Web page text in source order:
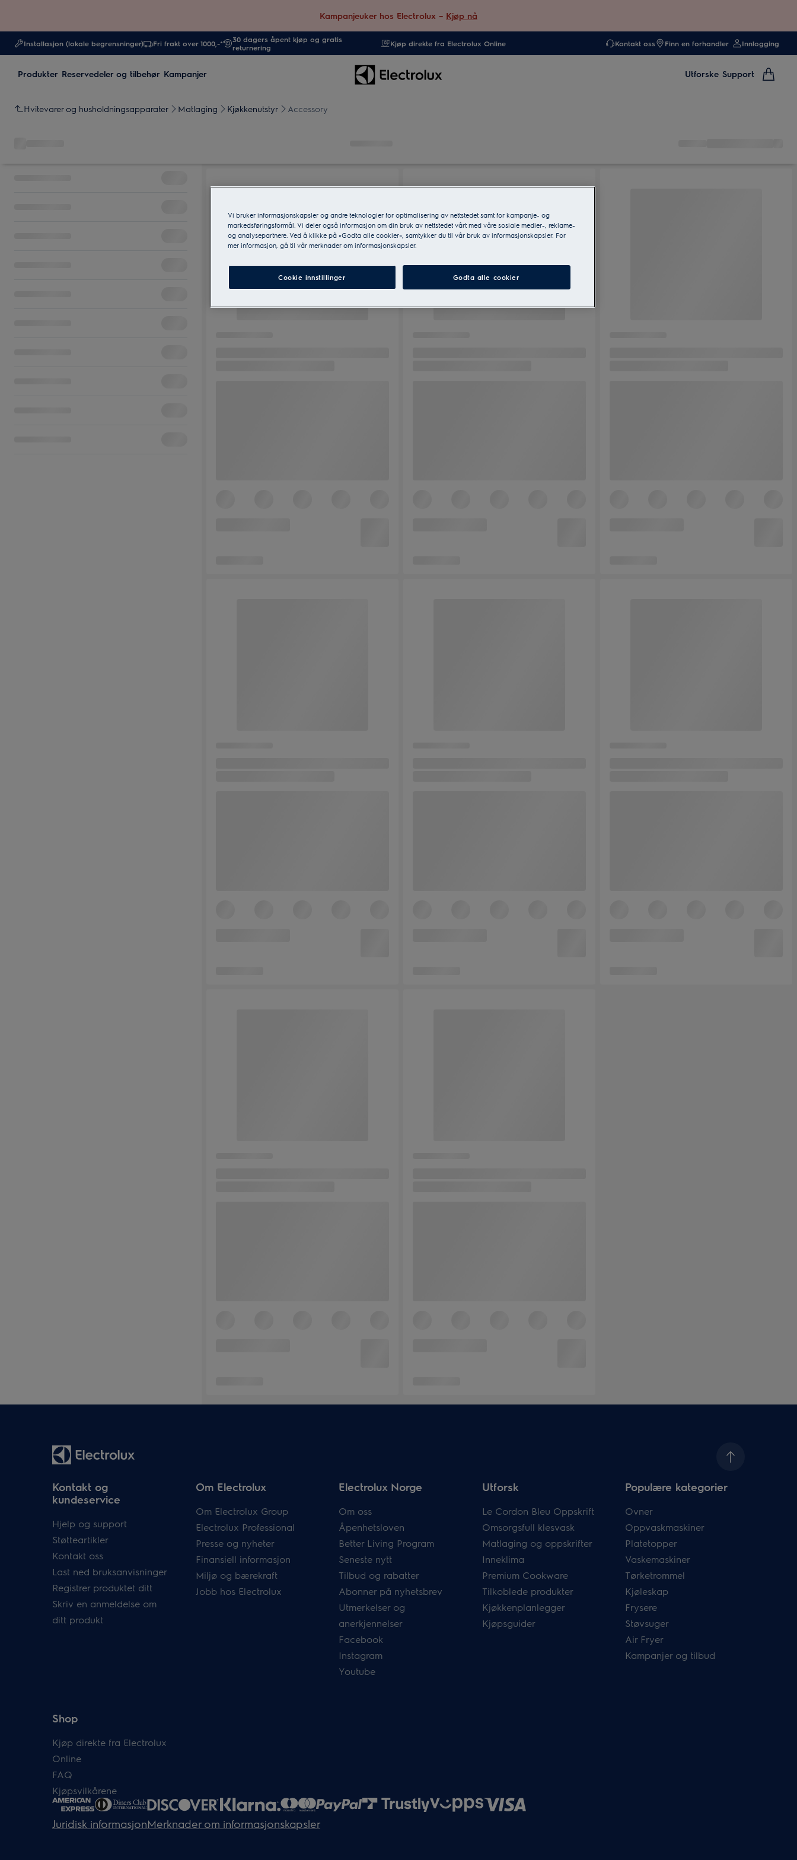
Kampanjeuker hos Electrolux – Kjøp nå
Installasjon (lokale begrensninger) Fri frakt over 1000,-*
30 dagers åpent kjøp og gratis
returnering
Kjøp direkte fra Electrolux Online Kontakt oss Finn en forhandler Innlogging
Produkter Reservedeler og tilbehør Kampanjer Utforske Support
Hvitevarer og husholdningsapparater Matlaging Kjøkkenutstyr Accessory
Kontakt og
kundeservice
Hjelp og support
Støtteartikler
Kontakt oss
Last ned bruksanvisninger
Registrer produktet ditt
Skriv en anmeldelse om
ditt produkt
Om Electrolux
Om Electrolux Group
Electrolux Professional
Presse og nyheter
Finansiell informasjon
Miljø og bærekraft
Jobb hos Electrolux
Electrolux Norge
Om oss
Åpenhetsloven
Better Living Program
Seneste nytt
Tilbud og rabatter
Abonner på nyhetsbrev
Utmerkelser og
anerkjennelser
Facebook
Instagram
Youtube
Utforsk
Le Cordon Bleu Oppskrift
Omsorgsfull klesvask
Matlaging og oppskrifter
Inneklima
Premium Cookware
Tilkoblede produkter
Kjøkkenplanlegger
Kjøpsguider
Populære kategorier
Ovner
Oppvaskmaskiner
Platetopper
Vaskemaskiner
Tørketrommel
Kjøleskap
Frysere
Støvsuger
Air Fryer
Kampanjer og tilbud
Shop
Kjøp direkte fra Electrolux
Online
FAQ
Kjøpsvilkårene
Juridisk informasjonMerknader om informasjonskapsler
Vi bruker informasjonskapsler og andre teknologier for optimalisering av nettstedet samt for kampanje- og
markedsføringsformål. Vi deler også informasjon om din bruk av nettstedet vårt med våre sosiale medier-, reklame-
og analysepartnere. Ved å klikke på «Godta alle cookier», samtykker du til vår bruk av informasjonskapsler. For
mer informasjon, gå til vår merknader om informasjonskapsler.
Cookie innstillinger Godta alle cookier